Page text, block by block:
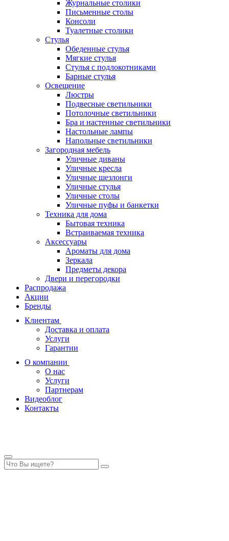
Журнальные столики
Письменные столы
Консоли
Туалетные столики
Стулья
Обеденные стулья
Мягкие стулья
Стулья с подлокотниками
Барные стулья
Освещение
Люстры
Подвесные светильники
Потолочные светильники
Бра и настенные светильники
Настольные лампы
Напольные светильники
Загородная мебель
Уличные диваны
Уличные кресла
Уличные шезлонги
Уличные стулья
Уличные столы
Уличные пуфы и банкетки
Техника для дома
Бытовая техника
Встраиваемая техника
Аксессуары
Ароматы для дома
Зеркала
Предметы декора
Двери и перегородки
Распродажа
Акции
Бренды
Клиентам
Доставка и оплата
Услуги
Гарантии
О компании
О нас
Услуги
Партнерам
Видеоблог
Контакты